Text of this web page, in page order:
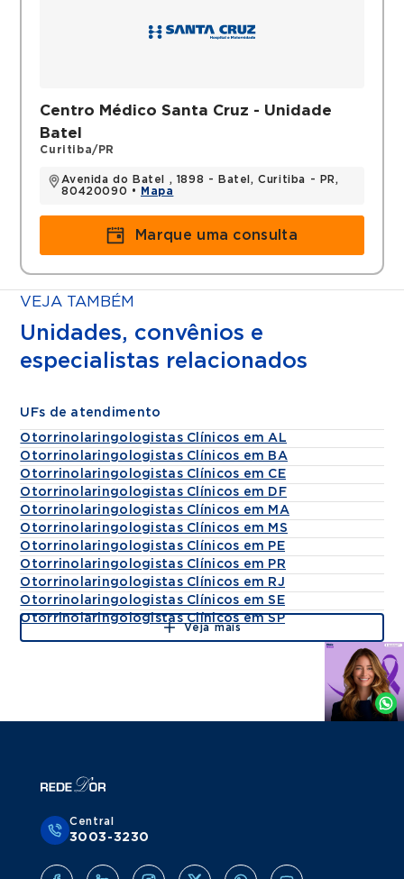
Centro Médico Santa Cruz - Unidade
Batel
Curitiba/PR
Avenida do Batel , 1898 - Batel, Curitiba - PR,
80420090 •
Mapa
Marque uma consulta
VEJA TAMBÉM
Unidades, convênios e
especialistas relacionados
UFs de atendimento
Otorrinolaringologistas Clínicos em AL
Otorrinolaringologistas Clínicos em BA
Otorrinolaringologistas Clínicos em CE
Otorrinolaringologistas Clínicos em DF
Otorrinolaringologistas Clínicos em MA
Otorrinolaringologistas Clínicos em MS
Otorrinolaringologistas Clínicos em PE
Otorrinolaringologistas Clínicos em PR
Otorrinolaringologistas Clínicos em RJ
Otorrinolaringologistas Clínicos em SE
Otorrinolaringologistas Clínicos em SP
Veja mais
Agende
Whatsapp
Central
3003-3230